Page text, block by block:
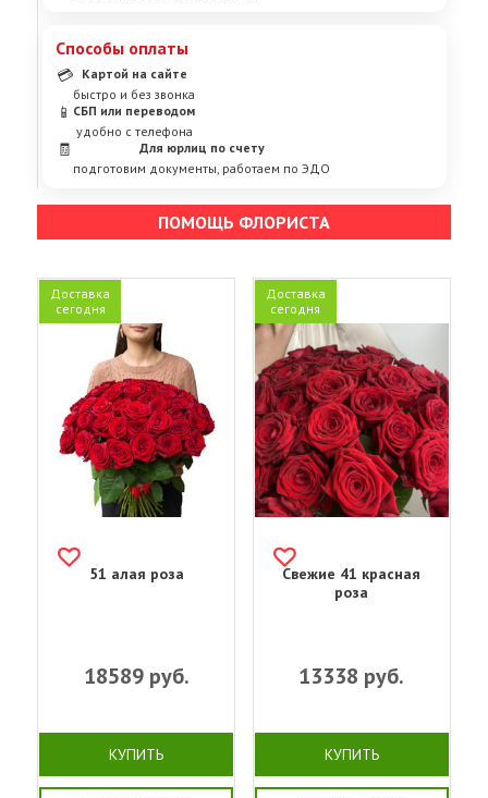
Способы оплаты
💳
Картой на сайте
быстро и без звонка
📱 СБП или переводом
удобно с телефона
🧾
Для юрлиц по счету
подготовим документы, работаем по ЭДО
ПОМОЩЬ ФЛОРИСТА
Доставка
сегодня
51 алая роза
18589руб.
КУПИТЬ
Доставка
сегодня
Свежие 41 красная
роза
13338 руб.
КУПИТЬ